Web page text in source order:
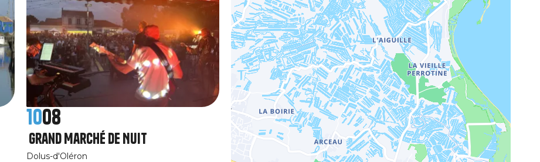
1008
Grand Marché de Nuit
Dolus-d'Oléron